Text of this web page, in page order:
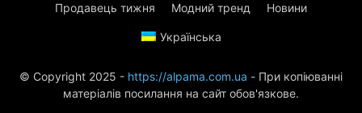
Продавець тижня Модний тренд Новини
Українська
© Copyright 2025 - https://alpama.com.ua - При копіюванні
матеріалів посилання на сайт обов'язкове.